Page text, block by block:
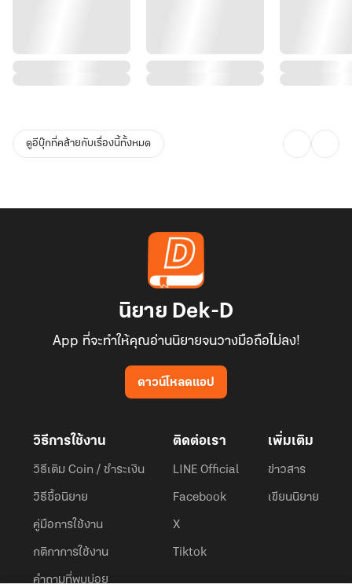
ดูอีบุ๊กที่คล้ายกับเรื่องนี้ทั้งหมด
นิยาย Dek-D
App ที่จะทำให้คุณอ่านนิยายจนวางมือถือไม่ลง!
ดาวน์โหลดแอป
วิธีการใช้งาน
วิธีเติม Coin / ชำระเงิน
วิธีซื้อนิยาย
คู่มือการใช้งาน
กติกาการใช้งาน
คำถามที่พบบ่อย
ติดต่อเรา
LINE Official
Facebook
X
Tiktok
เพิ่มเติม
ข่าวสาร
เขียนนิยาย